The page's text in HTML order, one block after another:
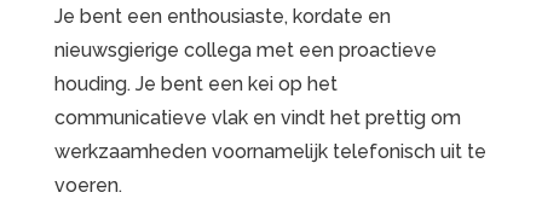
Je bent een enthousiaste, kordate en
nieuwsgierige collega met een proactieve
houding. Je bent een kei op het
communicatieve vlak en vindt het prettig om
werkzaamheden voornamelijk telefonisch uit te
voeren.